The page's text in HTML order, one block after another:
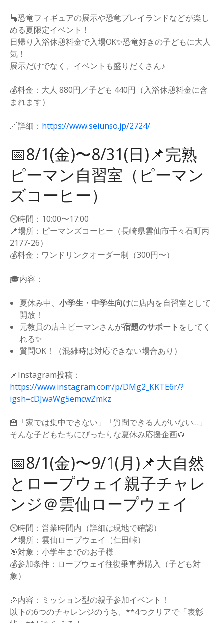
🦕恐竜フィギュアの展示や恐竜プレイランドなどが楽し
める夏限定イベント！
日帰り入浴休憩料金で入場OK✨恐竜好きの子どもに大人
気！
展示だけでなく、イベントも盛りだくさん♪
💰料金：大人 880円／子ども 440円（入浴休憩料金に含
まれます）
🔗詳細： https://www.seiunso.jp/2724/
📅8/1(金)〜8/31(日)📌完熟
ピーマン自習室（ピーマン
ズコーヒー）
🕙時間：10:00〜17:00
📍場所：ピーマンズコーヒー（長崎県雲仙市千々石町丙
2177-26）
💰料金：ワンドリンクオーダー制（300円〜）
🎓内容：
夏休み中、小学生・中学生向けに店内を自習室として
開放！
元教員の店主ピーマンさんが宿題のサポート をしてく
れる✨
質問OK！（混雑時は対応できない場合あり）
📌Instagram投稿：
https://www.instagram.com/p/DMg2_KKTE6r/?
igsh=cDJwaWg5emcwZmkz
🏫「家では集中できない」「質問できる人がいない…」
そんな子どもたちにぴったりな夏休み応援企画🌻
📅8/1(金)〜9/1(月)📌大自然
とロープウェイ親子チャレ
ンジ＠雲仙ロープウェイ
🕙時間：営業時間内（詳細は現地で確認）
📍場所：雲仙ロープウェイ（仁田峠）
🎯対象：小学生までのお子様
💰参加条件：ロープウェイ往復乗車券購入（子ども対
象）
🎉内容：ミッション型の親子参加イベント！
以下の6つのチャレンジのうち、**4つクリアで「表彰